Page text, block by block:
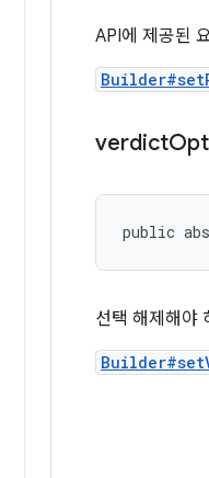
API에 제공된
verdictOpt
public
선택 해제해야